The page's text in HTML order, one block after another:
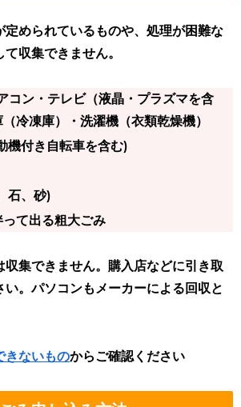
定められているものや、処理が困難な
収集できません。
コン・テレビ（液晶・プラズマを含
冷凍庫）・洗濯機（衣類乾燥機）
機付き自転車を含む)
石、砂)
て出る粗大ごみ
収集できません。購入店などに引き取
い。パソコンもメーカーによる回収と
きないものからご確認ください